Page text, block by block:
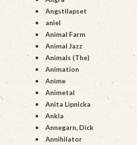
Angstilapset
aniel
Animal Farm
Animal Jazz
Animals (The)
Animation
Anime
Animetal
Anita Lipnicka
Ankla
Annegarn, Dick
Annihilator